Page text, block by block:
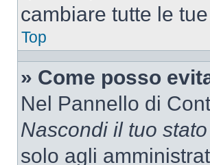
cambiare tutte le
Top
» Come posso
Nel Pannello di
Nascondi il tuo
solo agli